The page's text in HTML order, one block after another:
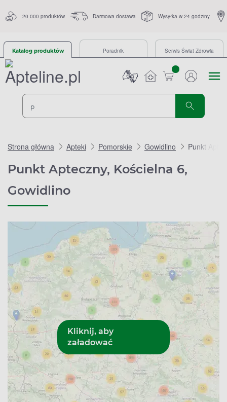
20 000 produktów Darmowa dostawa Wysyłka w 24 godziny
Katalog produktów Poradnik Serwis Świat Zdrowia
sztuk
Strona główna Apteki Pomorskie Gowidlino Punkt
Punkt Apteczny, Kościelna 6,
Gowidlino